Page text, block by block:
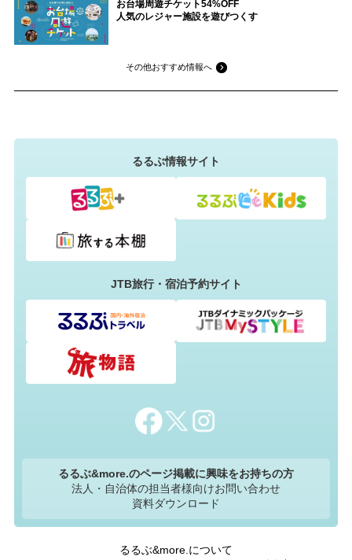
お台場周遊チケット54%OFF
人気のレジャー施設を遊びつくす
その他おすすめ情報へ
るるぶ情報サイト
JTB旅行・宿泊予約サイト
るるぶ&more.のページ掲載に興味をお持ちの方
法人・自治体の担当者様向けお問い合わせ
資料ダウンロード
るるぶ&more.について